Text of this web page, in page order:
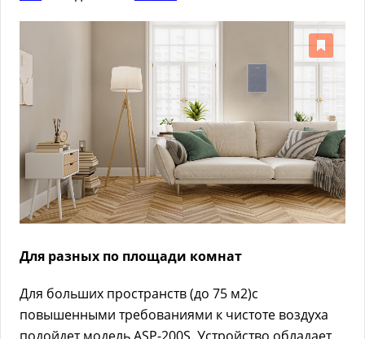
Для разных по площади комнат
Для больших пространств (до 75 м2)с
повышенными требованиями к чистоте воздуха